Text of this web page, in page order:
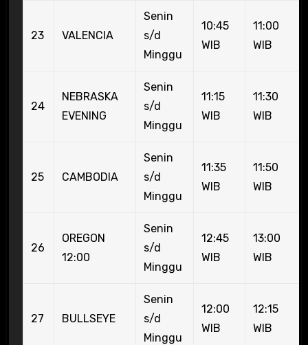
23 VALENCIA
Senin
s/d
Minggu
10:45
WIB
11:00
WIB
24
NEBRASKA
EVENING
Senin
s/d
Minggu
11:15
WIB
11:30
WIB
25 CAMBODIA
Senin
s/d
Minggu
11:35
WIB
11:50
WIB
26
OREGON
12:00
Senin
s/d
Minggu
12:45
WIB
13:00
WIB
27 BULLSEYE
Senin
s/d
Minggu
12:00
WIB
12:15
WIB